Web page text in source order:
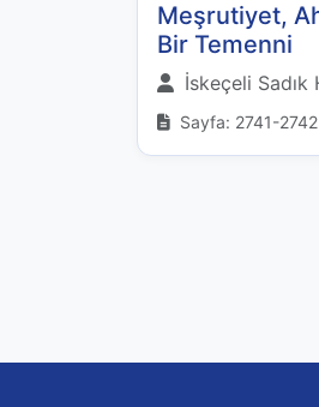
Meşrutiyet,
Bir Temenni
İskeçeli Sadık
Sayfa: 2741-2742